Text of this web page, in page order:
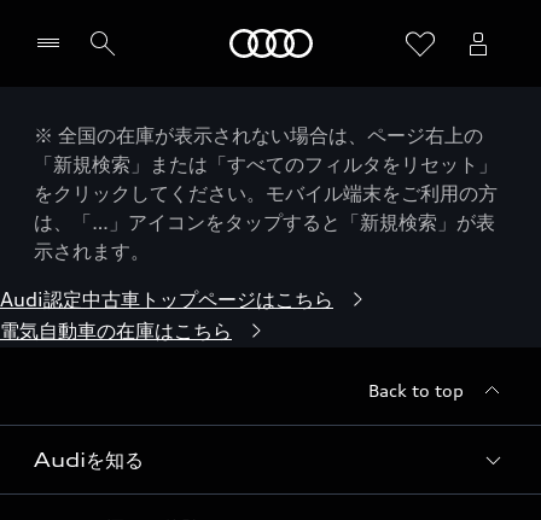
※ 全国の在庫が表示されない場合は、ページ右上の
「新規検索」または「すべてのフィルタをリセット」
をクリックしてください。モバイル端末をご利用の方
は、「…」アイコンをタップすると「新規検索」が表
示されます。
Audi認定中古車トップページはこちら
電気自動車の在庫はこちら
Back to top
Audiを知る